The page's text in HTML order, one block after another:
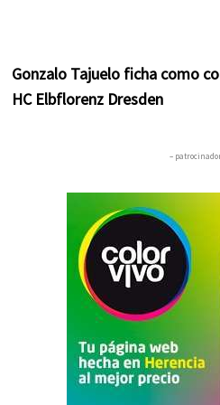
Gonzalo Tajuelo ficha como
HC Elbflorenz Dresden
–